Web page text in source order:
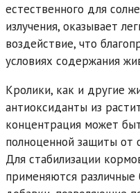
естественного для
излучения, оказывает
воздействие, что
условиях содержания
Кролики, как и другие
антиоксиданты из
концентрация может
полноценной защиты от
Для стабилизации
применяются различные